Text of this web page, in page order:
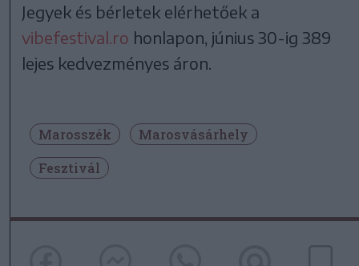
Jegyek és bérletek elérhetőek a
vibefestival.ro honlapon, június 30-ig 389
lejes kedvezményes áron.
Marosszék
Marosvásárhely
Fesztivál